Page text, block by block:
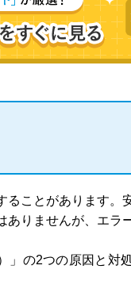
ることがあります。
ありませんが、エラ
」の2つの原因と対